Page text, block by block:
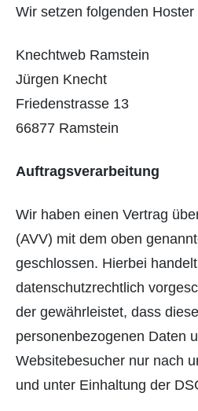
Wir setzen folgenden Hoster
Knechtweb Ramstein
Jürgen Knecht
Friedenstrasse 13
66877 Ramstein
Auftragsverarbeitung
Wir haben einen Vertrag
(AVV) mit dem oben
geschlossen. Hierbei
datenschutzrechtlich
der gewährleistet, dass
personenbezogenen Daten
Websitebesucher nur nach
und unter Einhaltung der